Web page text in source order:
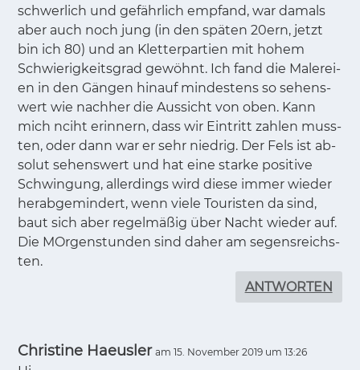
schwer­lich und ge­fähr­lich emp­fand, war da­mals
aber auch noch jung (in den spä­ten 20ern, jetzt
bin ich 80) und an Klet­ter­par­ti­en mit ho­hem
Schwie­rig­keits­grad ge­wöhnt. Ich fand die Ma­le­rei­
en in den Gän­gen hin­auf min­des­tens so se­hens­
wert wie nach­her die Aus­sicht von oben. Kann
mich nciht er­in­nern, dass wir Ein­tritt zah­len muss­
ten, oder dann war er sehr nied­rig. Der Fels ist ab­
so­lut se­hens­wert und hat eine star­ke po­si­ti­ve
Schwin­gung, al­ler­dings wird die­se im­mer wie­der
her­ab­ge­min­dert, wenn vie­le Tou­ris­ten da sind,
baut sich aber re­gel­mä­ßig über Nacht wie­der auf.
Die MOr­gen­stun­den sind da­her am se­gens­reichs­
ten.
ANTWORTEN
Christine Haeusler am 15. November 2019 um 13:26